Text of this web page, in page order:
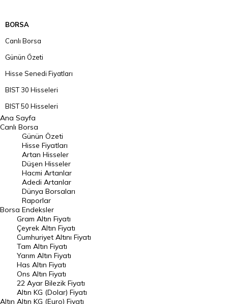
BORSA
Canlı Borsa
Günün Özeti
Hisse Senedi Fiyatları
BIST 30 Hisseleri
BIST 50 Hisseleri
BIST 100 Hisseleri
En Çok Artan Hisseler
En Çok Düşen Hisseler
Hacmi Artanlar
Geçmiş Kapanışlar
Dünya Borsaları
Raporlar
Endeksler
DÖVİZ
Döviz Kuru
Dolar Kuru
Ana Sayfa
Canlı Borsa
Borsa
Günün Özeti
Hisse Fiyatları
Artan Hisseler
Düşen Hisseler
Hacmi Artanlar
Adedi Artanlar
Dünya Borsaları
Raporlar
Endeksler
Altın
Gram Altın Fiyatı
Çeyrek Altın Fiyatı
Cumhuriyet Altını Fiyatı
Tam Altın Fiyatı
Yarım Altın Fiyatı
Has Altın Fiyatı
Ons Altın Fiyatı
22 Ayar Bilezik Fiyatı
Altın KG (Dolar) Fiyatı
Altın KG (Euro) Fiyatı